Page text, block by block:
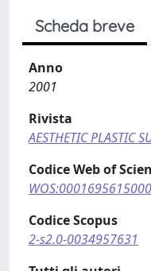
Scheda breve
Anno
2001
Rivista
AESTHETIC PLASTIC
Codice Web of
Codice Scopus
2-s2.0-0034957631